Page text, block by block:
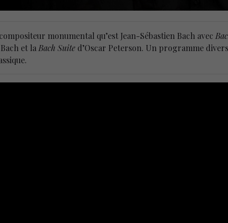
monumental qu’est Jean-Sébastien Bach avec
et laBach Suite d’Oscar Peterson. Un programme